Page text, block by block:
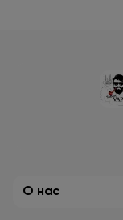
О нас